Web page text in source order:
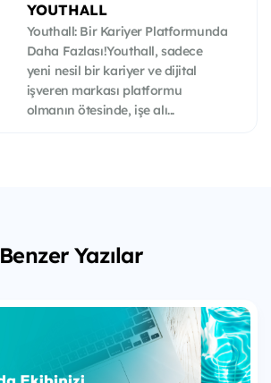
YOUTHALL
Youthall: Bir Kariyer Platformunda
Daha Fazlası!Youthall, sadece
yeni nesil bir kariyer ve dijital
işveren markası platformu
olmanın ötesinde, işe alı...
Benzer Yazılar